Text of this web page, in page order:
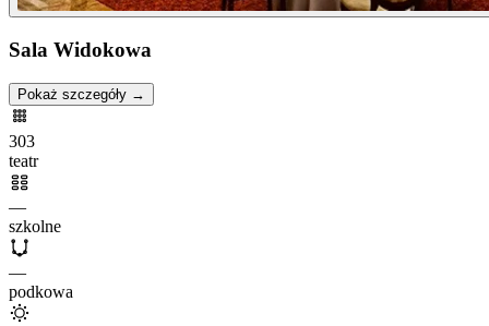
Sala Widokowa
Pokaż szczegóły →
303
teatr
—
szkolne
—
podkowa